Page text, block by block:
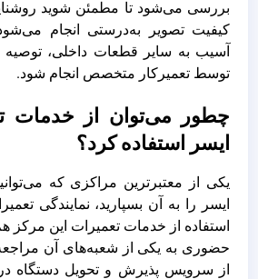
بررسی می‌شود تا مطمئن شوید
کیفیت تصویر به‌درستی انجام
آسیب به سایر قطعات داخلی،
توسط تعمیرکار متخصص انجام شود.
چطور می‌‌توان از خدمات
ایسر استفاده کرد؟
یکی از معتبرترین مراکزی که
ایسر را به آن بسپارید، نمایندگی
استفاده از خدمات تعمیرات این مرکز
حضوری به یکی از شعبه‌های آن مراجعه
از سرویس پذیرش و تحویل دستگاه